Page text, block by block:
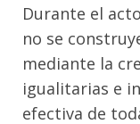
Durante el
no se
mediante la
igualitarias e
efectiva de